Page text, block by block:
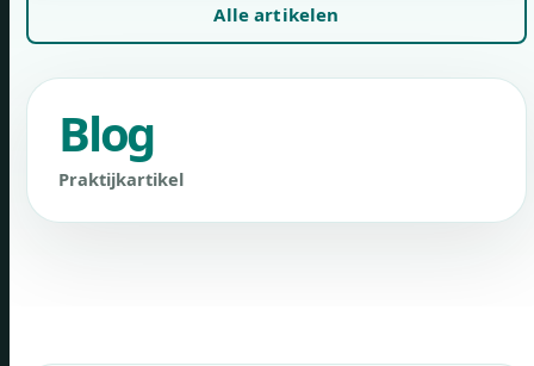
Alle artikelen
Blog
Praktijkartikel